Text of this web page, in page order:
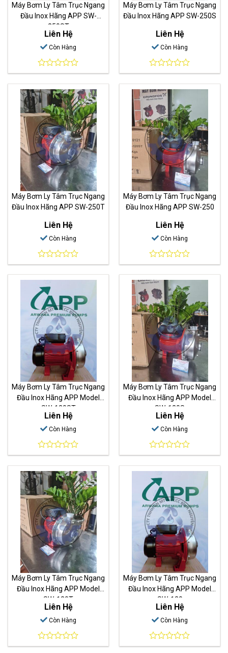
Máy Bơm Ly Tâm Trục Ngang
Đầu Inox Hãng APP SW-
250ST
Liên Hệ
Còn Hàng
0
out
of
5
Máy Bơm Ly Tâm Trục Ngang
Đầu Inox Hãng APP SW-250S
Liên Hệ
Còn Hàng
0
out
of
5
Máy Bơm Ly Tâm Trục Ngang
Đầu Inox Hãng APP SW-250T
Liên Hệ
Còn Hàng
0
out
of
5
Máy Bơm Ly Tâm Trục Ngang
Đầu Inox Hãng APP SW-250
Liên Hệ
Còn Hàng
0
out
of
5
Máy Bơm Ly Tâm Trục Ngang
Đầu Inox Hãng APP Model
SW-120ST
Liên Hệ
Còn Hàng
0
out
of
5
Máy Bơm Ly Tâm Trục Ngang
Đầu Inox Hãng APP Model
SW-120S
Liên Hệ
Còn Hàng
0
out
of
5
Máy Bơm Ly Tâm Trục Ngang
Đầu Inox Hãng APP Model
SW-120T
Liên Hệ
Còn Hàng
0
Máy Bơm Ly Tâm Trục Ngang
Đầu Inox Hãng APP Model
SW-120
Liên Hệ
Còn Hàng
0